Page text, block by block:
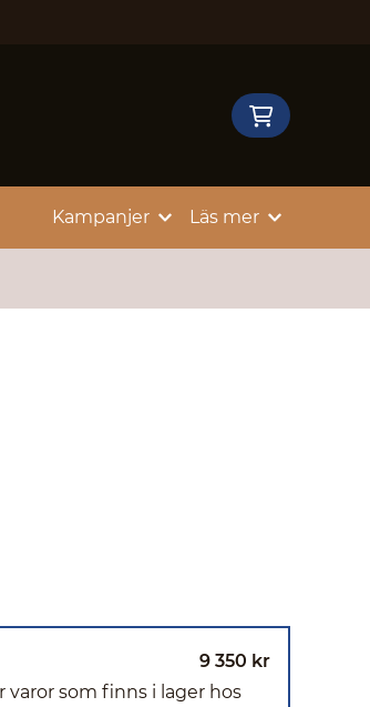
Kampanjer Läs mer
9 350 kr
varor som finns i lager hos